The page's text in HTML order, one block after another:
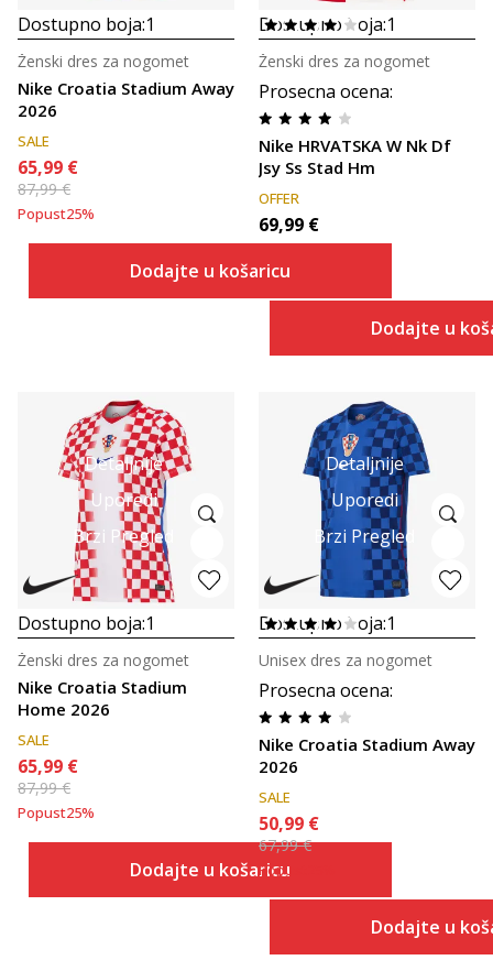
Dostupno boja:1
Nike Croatia Stadium Away
2026
Ženski dres za nogomet
SALE
65,99 €
87,99€
Popust25%
Dodajte u košaricu
Dostupno boja:1
Prosecna ocena:
Nike HRVATSKA W Nk Df
Jsy Ss Stad Hm
Ženski dres za nogomet
OFFER
69,99 €
Dodajte u
Detaljnije
Uporedi
Brzi Pregled
Dostupno boja:1
Nike Croatia Stadium
Home 2026
Ženski dres za nogomet
SALE
65,99 €
87,99€
Popust25%
Dodajte u košaricu
Detaljnije
Uporedi
Brzi Pregled
Dostupno boja:1
Prosecna ocena:
Nike Croatia Stadium Away
2026
Unisex dres za nogomet
SALE
50,99 €
67,99€
Popust
Dodajte u